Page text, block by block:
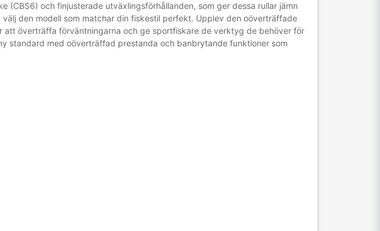
(CBS6) och finjusterade utväxlingsförhållanden, som ger dessa rullar jämn
den modell som matchar din fiskestil perfekt. Upplev den oöverträffade
att överträffa förväntningarna och ge sportfiskare de verktyg de behöver för
standard med oöverträffad prestanda och banbrytande funktioner som